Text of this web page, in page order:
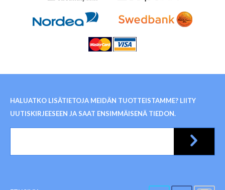
HALUATKO LISÄTIETOJA MEIDÄN TUOTTEISTAMME? LIITY
UUTISKIRJEESEEN JA SAAT ENSIMMÄISENÄ TIEDON.